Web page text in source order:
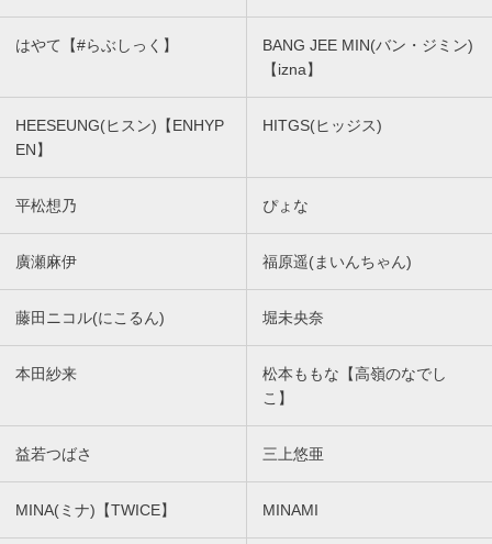
はやて【#らぶしっく】
BANG JEE MIN(バン・ジミン)
【izna】
HEESEUNG(ヒスン)【ENHYP
EN】
HITGS(ヒッジス)
平松想乃 ぴょな
廣瀬麻伊 福原遥(まいんちゃん)
藤田ニコル(にこるん) 堀未央奈
本田紗来
松本ももな【高嶺のなでし
こ】
益若つばさ 三上悠亜
MINA(ミナ)【TWICE】 MINAMI